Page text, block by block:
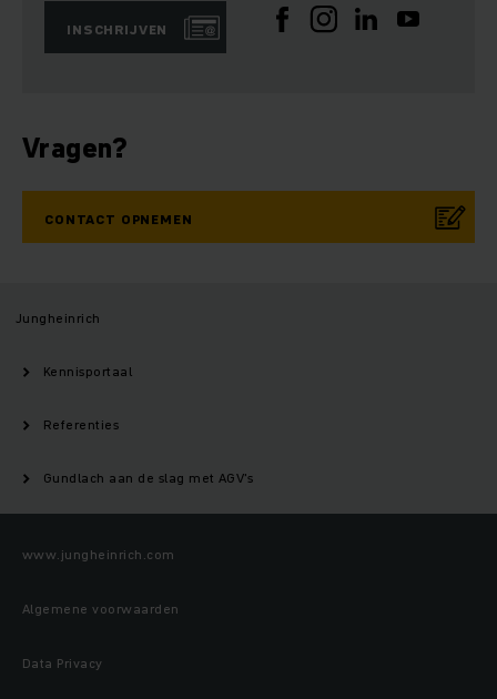
INSCHRIJVEN
Vragen?
CONTACT OPNEMEN
Jungheinrich
Kennisportaal
Referenties
Gundlach aan de slag met AGV's
www.jungheinrich.com
Algemene voorwaarden
Data Privacy